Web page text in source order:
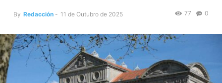
By Redacción - 11 de Outubro de 2025 0
77